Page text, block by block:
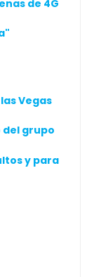
de 4G
Vegas
grupo
y para